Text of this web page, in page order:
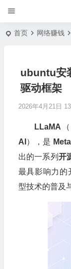
首页 网络赚钱
ubuntu安
驱动框架
2026年4月21日
LLaMA
AI ），是
出的一系列 开
最具影响力的
型技术的普及